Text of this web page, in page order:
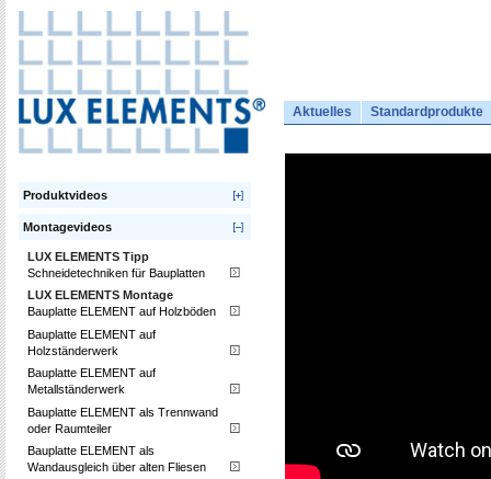
Aktuelles Standardprodukte
Produktvideos
Montagevideos
LUX ELEMENTS Tipp
Schneidetechniken für Bauplatten
LUX ELEMENTS Montage
Bauplatte ELEMENT auf Holzböden
Bauplatte ELEMENT auf
Holzständerwerk
Bauplatte ELEMENT auf
Metallständerwerk
Bauplatte ELEMENT als Trennwand
oder Raumteiler
Bauplatte ELEMENT als
Wandausgleich über alten Fliesen